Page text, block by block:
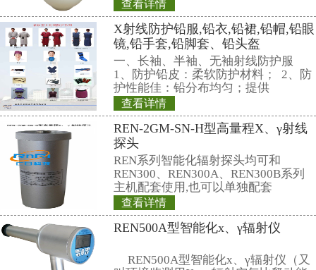
REN310型立柱式
REN310型立柱式
要用于放射性监测
通过的监测系统，
便于携带，灵敏度
点，适用与核应急
测场合。该系统主
立柱和远程计算机
REN300A型在线
REN300A在线辐射